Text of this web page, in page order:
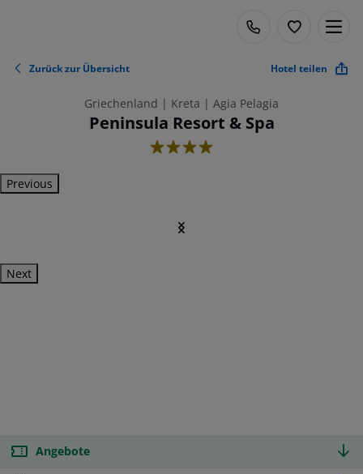
Zurück zur Übersicht Hotel teilen
Griechenland | Kreta | Agia Pelagia
Peninsula Resort & Spa
4
Previous
Next
Angebote